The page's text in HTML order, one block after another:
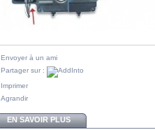
Envoyer à un ami
Partager sur :
Imprimer
Agrandir
EN SAVOIR PLUS